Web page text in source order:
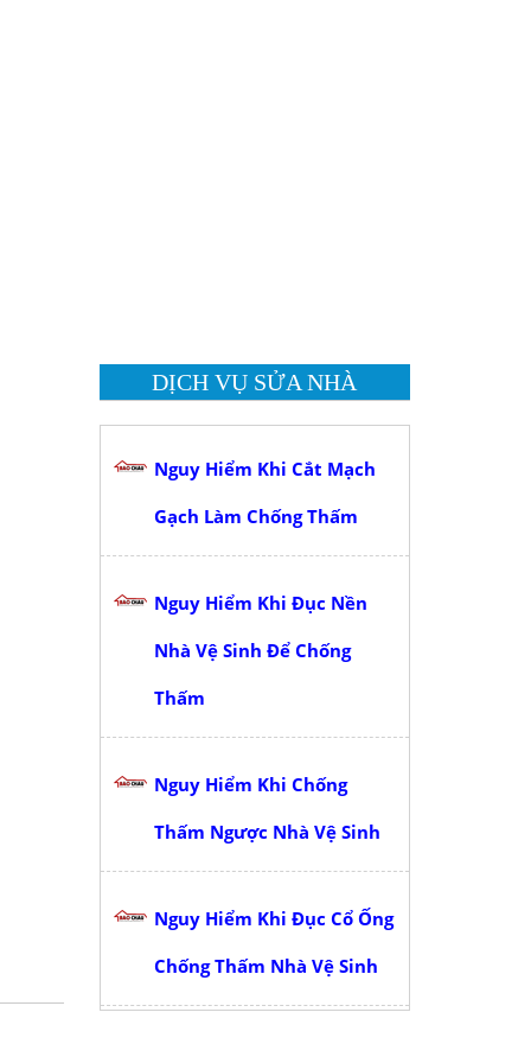
DỊCH VỤ SỬA NHÀ
Nguy Hiểm Khi Cắt Mạch
Gạch Làm Chống Thấm
Nguy Hiểm Khi Đục Nền
Nhà Vệ Sinh Để Chống
Thấm
Nguy Hiểm Khi Chống
Thấm Ngược Nhà Vệ Sinh
Nguy Hiểm Khi Đục Cổ Ống
Chống Thấm Nhà Vệ Sinh